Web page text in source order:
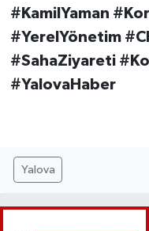
#KamilYaman
#YerelYönetim
#SahaZiyareti
#YalovaHaber
Yalova